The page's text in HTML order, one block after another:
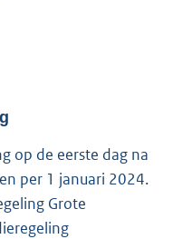
op de eerste dag na
per 1 januari 2024.
Grote